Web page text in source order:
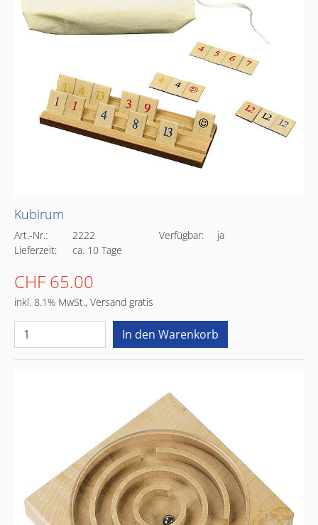
Kubirum
Art.-Nr.: 2222 Verfügbar:
ja
Lieferzeit:
ca. 10 Tage
CHF 65.00
inkl. 8.1% MwSt., Versand gratis